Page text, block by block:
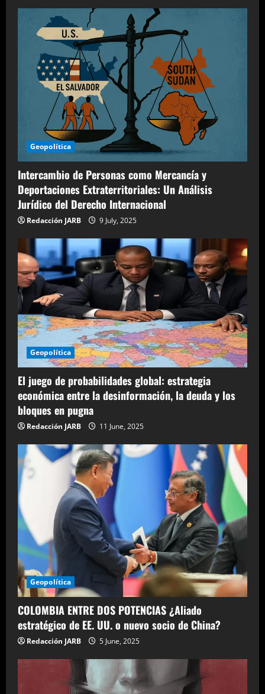
Geopolítica
Intercambio de Personas como Mercancía y
Deportaciones Extraterritoriales: Un Análisis
Jurídico del Derecho Internacional
Redacción JARB 9 July, 2025
Geopolítica
El juego de probabilidades global: estrategia
económica entre la desinformación, la deuda y los
bloques en pugna
Redacción JARB 11 June, 2025
Geopolítica
COLOMBIA ENTRE DOS POTENCIAS ¿Aliado
estratégico de EE. UU. o nuevo socio de China?
Redacción JARB 5 June, 2025